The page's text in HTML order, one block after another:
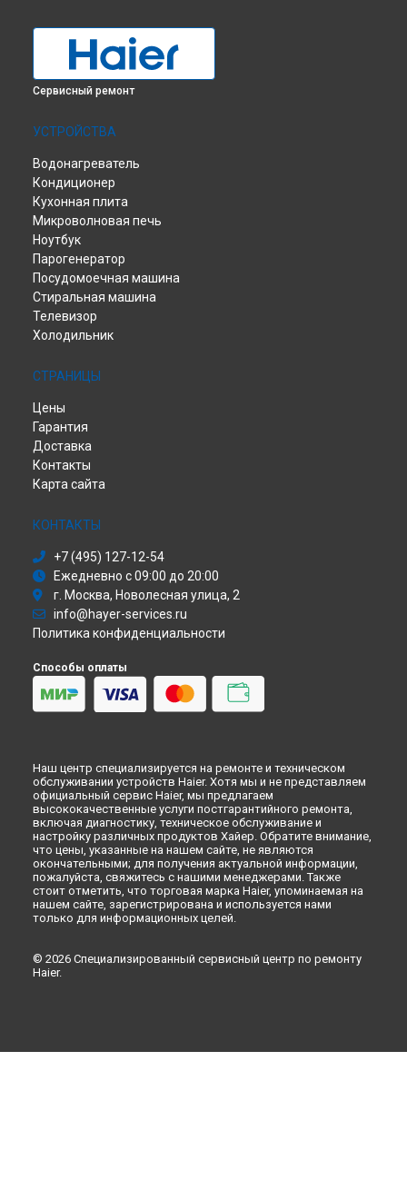
Сервисный ремонт
УСТРОЙСТВА
Водонагреватель
Кондиционер
Кухонная плита
Микроволновая печь
Ноутбук
Парогенератор
Посудомоечная машина
Стиральная машина
Телевизор
Холодильник
СТРАНИЦЫ
Цены
Гарантия
Доставка
Контакты
Карта сайта
КОНТАКТЫ
+7 (495) 127-12-54
Ежедневно с 09:00 до 20:00
г. Москва, Новолесная улица, 2
info@hayer-services.ru
Политика конфиденциальности
Способы оплаты
Наш центр специализируется на ремонте и техническом
обслуживании устройств Haier. Хотя мы и не представляем
официальный сервис Haier, мы предлагаем
высококачественные услуги постгарантийного ремонта,
включая диагностику, техническое обслуживание и
настройку различных продуктов Хайер. Обратите внимание,
что цены, указанные на нашем сайте, не являются
окончательными; для получения актуальной информации,
пожалуйста, свяжитесь с нашими менеджерами. Также
стоит отметить, что торговая марка Haier, упоминаемая на
нашем сайте, зарегистрирована и используется нами
только для информационных целей.
© 2026 Специализированный сервисный центр по ремонту
Haier.